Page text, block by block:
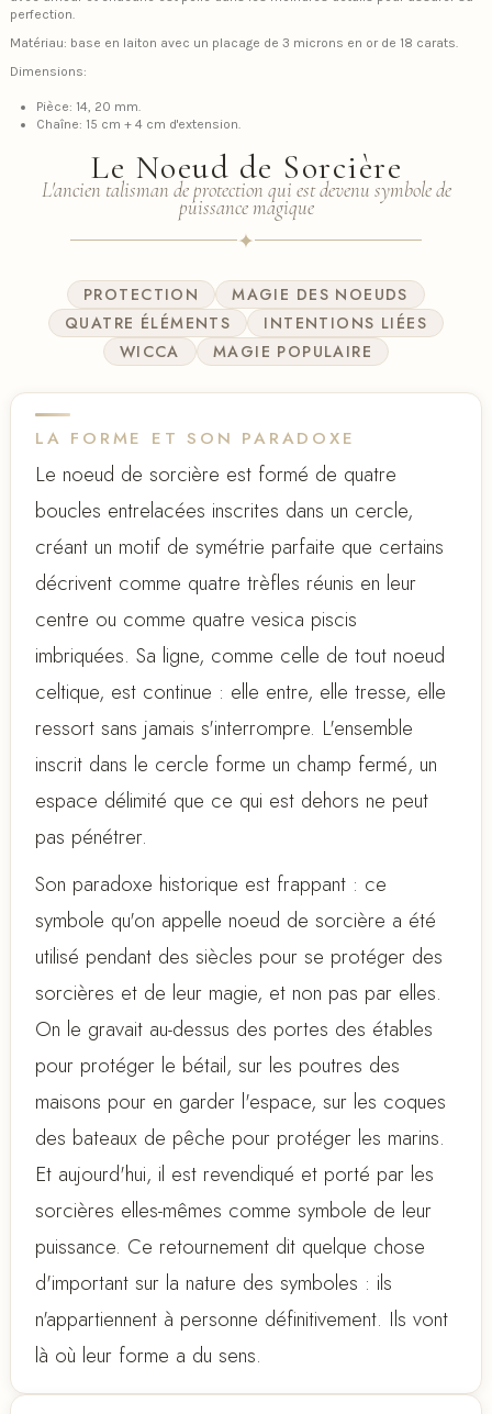
perfection.
Matériau: base en laiton avec un placage de 3 microns en or de 18 carats.
Dimensions:
Pièce: 14, 20 mm.
Chaîne: 15 cm + 4 cm d'extension.
Le Noeud de Sorcière
L'ancien talisman de protection qui est devenu symbole de
puissance magique
✦
PROTECTION
MAGIE DES NOEUDS
QUATRE ÉLÉMENTS
INTENTIONS LIÉES
WICCA
MAGIE POPULAIRE
LA FORME ET SON PARADOXE
Le noeud de sorcière est formé de quatre
boucles entrelacées inscrites dans un cercle,
créant un motif de symétrie parfaite que certains
décrivent comme quatre trèfles réunis en leur
centre ou comme quatre vesica piscis
imbriquées. Sa ligne, comme celle de tout noeud
celtique, est continue : elle entre, elle tresse, elle
ressort sans jamais s'interrompre. L'ensemble
inscrit dans le cercle forme un champ fermé, un
espace délimité que ce qui est dehors ne peut
pas pénétrer.
Son paradoxe historique est frappant : ce
symbole qu'on appelle noeud de sorcière a été
utilisé pendant des siècles pour se protéger des
sorcières et de leur magie, et non pas par elles.
On le gravait au-dessus des portes des étables
pour protéger le bétail, sur les poutres des
maisons pour en garder l'espace, sur les coques
des bateaux de pêche pour protéger les marins.
Et aujourd'hui, il est revendiqué et porté par les
sorcières elles-mêmes comme symbole de leur
puissance. Ce retournement dit quelque chose
d'important sur la nature des symboles : ils
n'appartiennent à personne définitivement. Ils vont
là où leur forme a du sens.